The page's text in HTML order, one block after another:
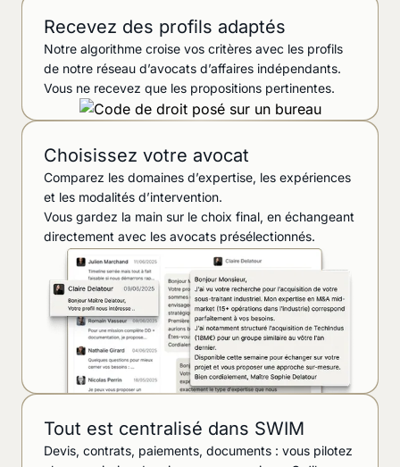
Recevez des profils adaptés
Notre algorithme croise vos critères avec les profils
de notre réseau d’avocats d’affaires indépendants.
Vous ne recevez que les propositions pertinentes.
Choisissez votre avocat
Comparez les domaines d’expertise, les expériences
et les modalités d’intervention.
Vous gardez la main sur le choix final, en échangeant
directement avec les avocats présélectionnés.
Tout est centralisé dans SWIM
Devis, contrats, paiements, documents : vous pilotez